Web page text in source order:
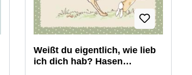
Weißt du eigentlich, wie lieb
ich dich hab? Hasen